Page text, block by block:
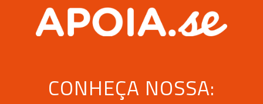
CONHEÇA NOSSA: